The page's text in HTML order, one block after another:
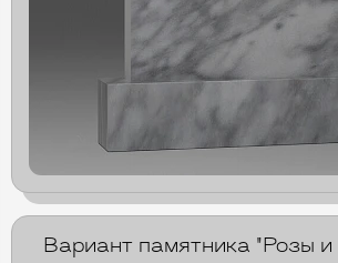
Вариант памятника "Розы